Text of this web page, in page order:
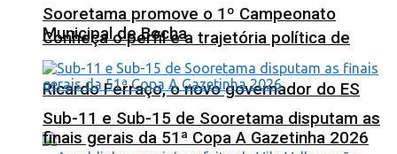
Conheça o perfil e a trajetória política de
Ricardo Ferraço, o novo governador do ES
Sooretama promove o 1º Campeonato
Municipal de Bocha
Sub-11 e Sub-15 de Sooretama disputam as
finais gerais da 51ª Copa A Gazetinha 2026